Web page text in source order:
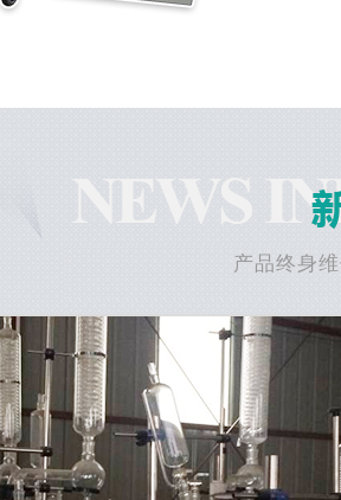
产品终身